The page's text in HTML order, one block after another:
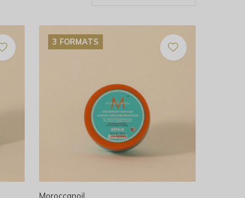
3 FORMATS
Moroccanoil